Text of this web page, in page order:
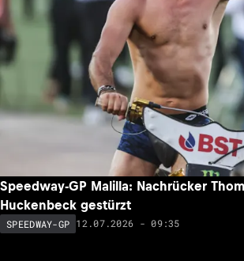
Speedway-GP Malilla: Nachrücker
Huckenbeck gestürzt
SPEEDWAY-GP 12.07.2026 - 09:35